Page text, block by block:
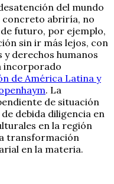
del mundo
concreto abriría, no
futuro, por ejemplo,
sin ir más lejos, con
derechos humanos
incorporado
de América Latina y
. La
de situación
debida diligencia en
en la región
transformación
en la materia.